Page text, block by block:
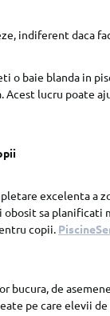
indiferent daca
o baie blanda in
Acest lucru poate
excelenta a
obosit sa
copii.
bucura, de
pe care elevii